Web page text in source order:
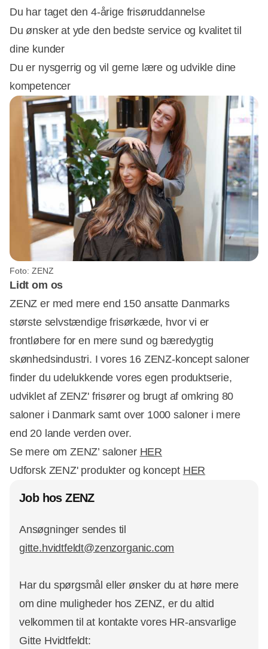
Du har taget den 4-årige frisøruddannelse
Du ønsker at yde den bedste service og kvalitet til
dine kunder
Du er nysgerrig og vil gerne lære og udvikle dine
kompetencer
Foto: ZENZ
Lidt om os
ZENZ er med mere end 150 ansatte Danmarks
største selvstændige frisørkæde, hvor vi er
frontløbere for en mere sund og bæredygtig
skønhedsindustri. I vores 16 ZENZ-koncept saloner
finder du udelukkende vores egen produktserie,
udviklet af ZENZ' frisører og brugt af omkring 80
saloner i Danmark samt over 1000 saloner i mere
end 20 lande verden over.
Se mere om ZENZ’ saloner HER
Udforsk ZENZ' produkter og koncept HER
Job hos ZENZ
Ansøgninger sendes til
gitte.hvidtfeldt@zenzorganic.com
Har du spørgsmål eller ønsker du at høre mere
om dine muligheder hos ZENZ, er du altid
velkommen til at kontakte vores HR-ansvarlige
Gitte Hvidtfeldt: